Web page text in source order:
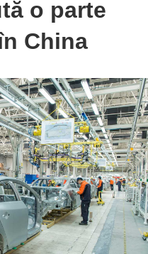
o parte
China